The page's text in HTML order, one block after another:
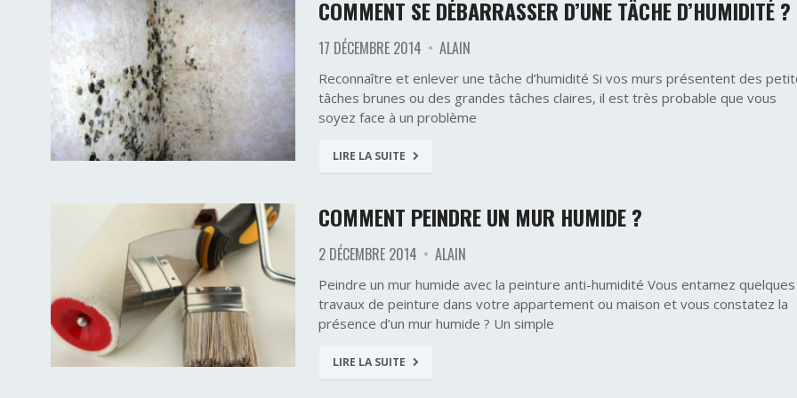
COMMENT SE DÉBARRASSER D’UNE TÂCHE D’HUMIDITÉ ?
17 DÉCEMBRE 2014 ALAIN
Reconnaître et enlever une tâche d’humidité Si vos murs présentent des
tâches brunes ou des grandes tâches claires, il est très probable que vous
soyez face à un problème
LIRE LA SUITE
COMMENT PEINDRE UN MUR HUMIDE ?
2 DÉCEMBRE 2014 ALAIN
Peindre un mur humide avec la peinture anti-humidité Vous entamez quelques
travaux de peinture dans votre appartement ou maison et vous constatez la
présence d’un mur humide ? Un simple
LIRE LA SUITE